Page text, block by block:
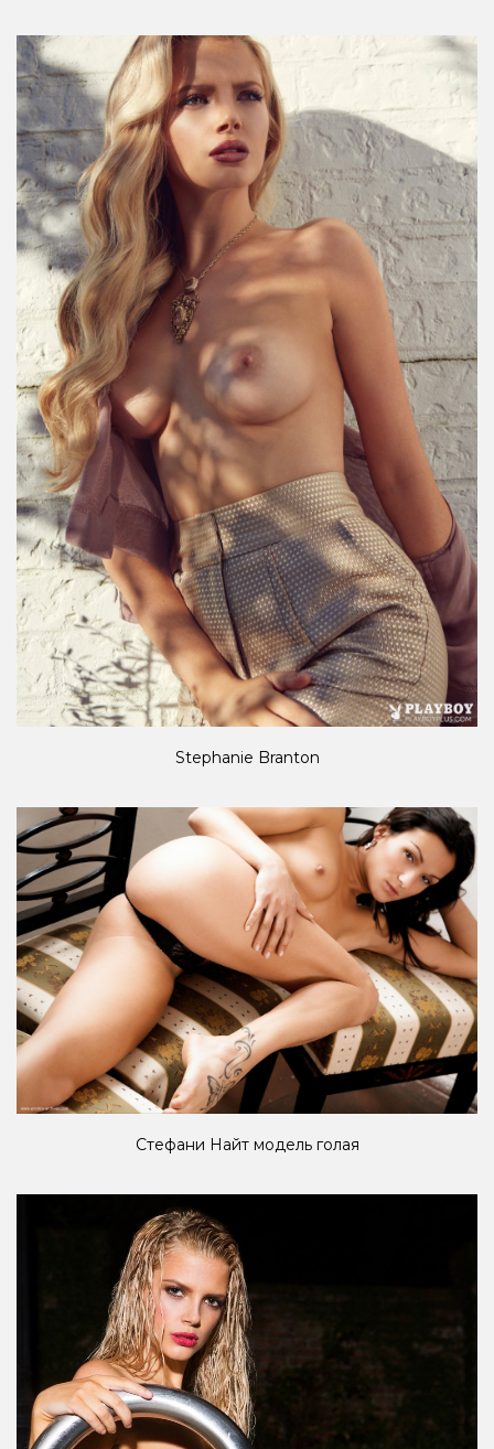
Stephanie Branton
Стефани Найт модель голая